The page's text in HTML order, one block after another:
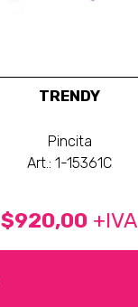
TRENDY
Pincita
Art.: 1-15361C
$920,00 +IVA